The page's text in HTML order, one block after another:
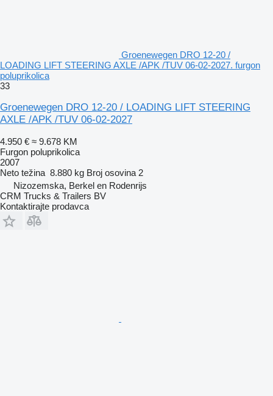
Groenewegen DRO 12-20 /
LOADING LIFT STEERING AXLE /APK /TUV 06-02-2027. furgon
poluprikolica
33
Groenewegen DRO 12-20 / LOADING LIFT STEERING
AXLE /APK /TUV 06-02-2027
4.950 € ≈ 9.678 KM
Furgon poluprikolica
2007
Neto težina 8.880 kg Broj osovina 2
Nizozemska, Berkel en Rodenrijs
CRM Trucks & Trailers BV
Kontaktirajte prodavca